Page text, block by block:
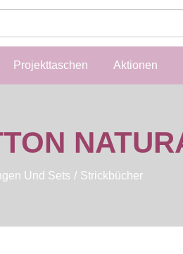
Projekttaschen Aktionen
Und Sets Strickbücher